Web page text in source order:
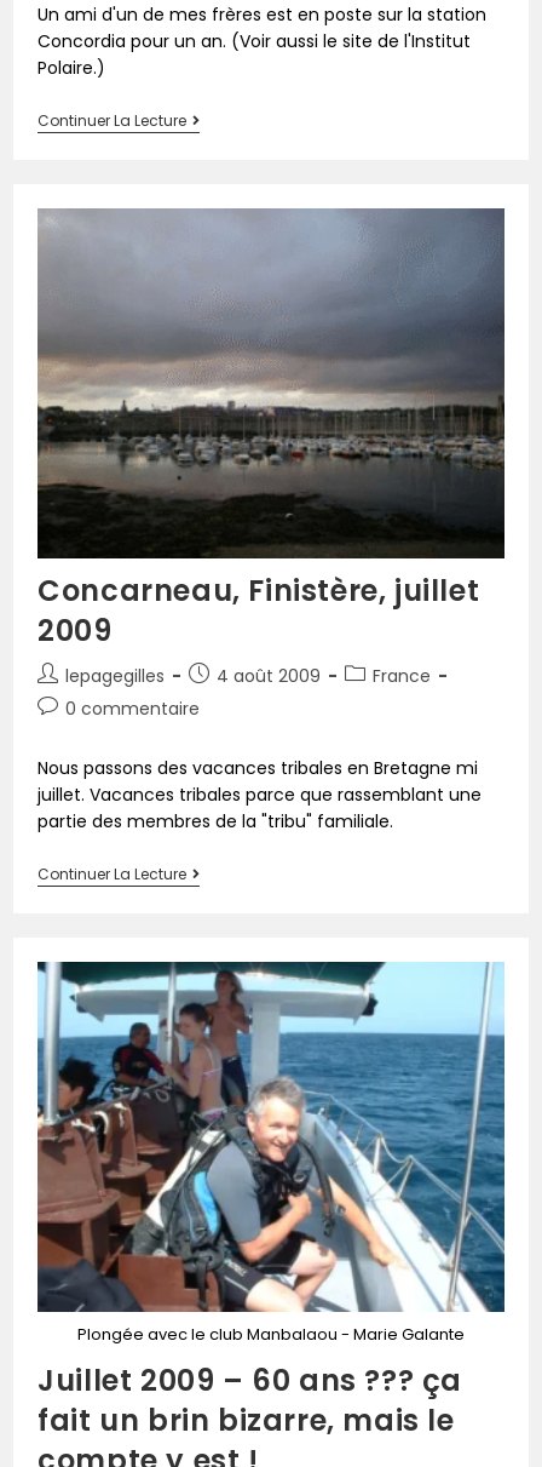
Un ami d'un de mes frères est en poste sur la station
Concordia pour un an. (Voir aussi le site de l'Institut
Polaire.)
Continuer La Lecture
Concarneau, Finistère, juillet
2009
lepagegilles 4 août 2009
France
0 commentaire
Nous passons des vacances tribales en Bretagne mi
juillet. Vacances tribales parce que rassemblant une
partie des membres de la "tribu" familiale.
Continuer La Lecture
Plongée avec le club Manbalaou - Marie Galante
Juillet 2009 – 60 ans ??? ça
fait un brin bizarre, mais le